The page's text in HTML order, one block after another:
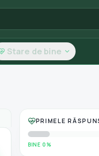
Stare de bine
PRIMELE
BINE 0%